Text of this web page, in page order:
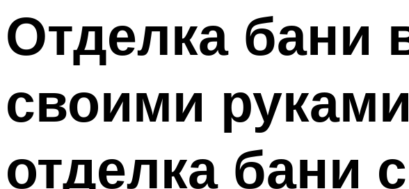
Отделка бани
своими
отделка бани